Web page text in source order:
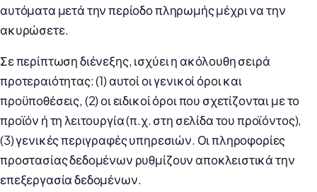
αυτόματα μετά την περίοδο πληρωμής μέχρι να την
ακυρώσετε.
Σε περίπτωση διένεξης, ισχύει η ακόλουθη σειρά
προτεραιότητας: (1) αυτοί οι γενικοί όροι και
προϋποθέσεις, (2) οι ειδικοί όροι που σχετίζονται με το
προϊόν ή τη λειτουργία (π.χ. στη σελίδα του προϊόντος),
(3) γενικές περιγραφές υπηρεσιών. Οι πληροφορίες
προστασίας δεδομένων ρυθμίζουν αποκλειστικά την
επεξεργασία δεδομένων.